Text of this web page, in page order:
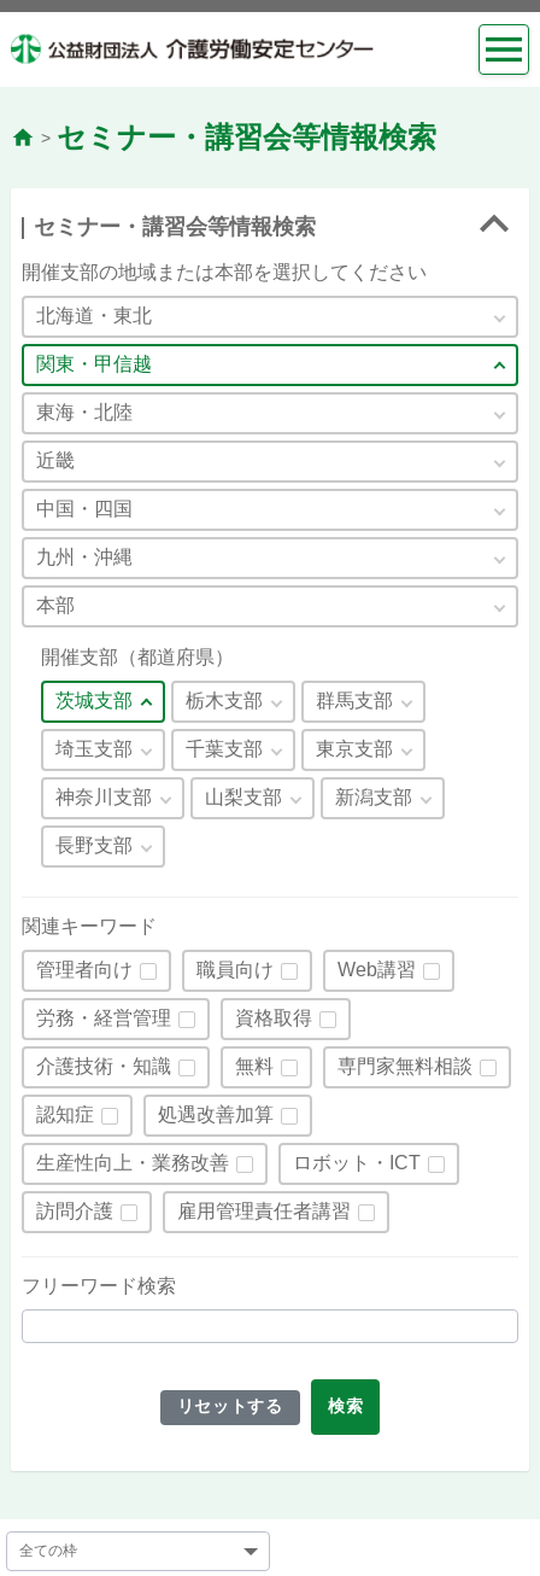
> セミナー・講習会等情報検索
セミナー・講習会等情報検索
開催支部の地域または本部を選択してください
北海道・東北
関東・甲信越
東海・北陸
近畿
中国・四国
九州・沖縄
本部
開催支部（都道府県）
茨城支部 栃木支部 群馬支部
埼玉支部 千葉支部 東京支部
神奈川支部 山梨支部 新潟支部
長野支部
関連キーワード
管理者向け 職員向け Web講習
労務・経営管理 資格取得
介護技術・知識 無料 専門家無料相談
認知症 処遇改善加算
生産性向上・業務改善 ロボット・ICT
訪問介護 雇用管理責任者講習
フリーワード検索
リセットする 検索